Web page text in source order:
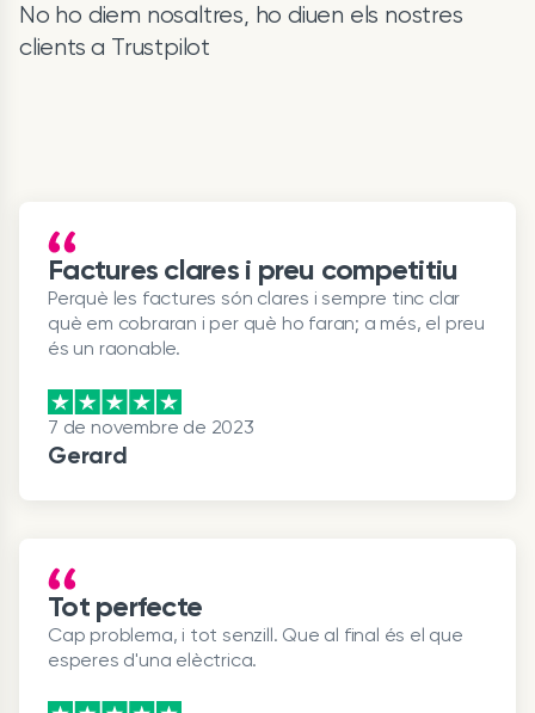
No ho diem nosaltres, ho diuen els nostres
clients a Trustpilot
Factures clares i preu competitiu
Perquè les factures són clares i sempre tinc clar
què em cobraran i per què ho faran; a més, el preu
és un raonable.
7 de novembre de 2023
Gerard
Tot perfecte
Cap problema, i tot senzill. Que al final és el que
esperes d'una elèctrica.